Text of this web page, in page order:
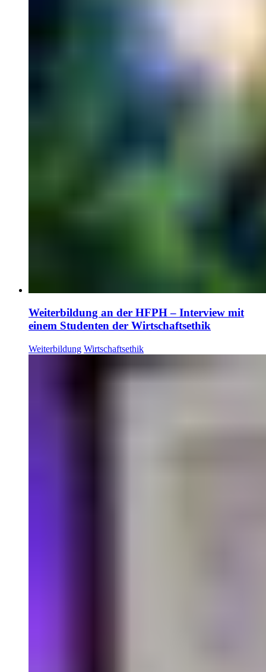
Weiterbildung an der HFPH – Interview mit
einem Studenten der Wirtschaftsethik
Weiterbildung Wirtschaftsethik